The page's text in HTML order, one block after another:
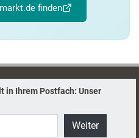
finden
in Ihrem Postfach: Unser
Weiter